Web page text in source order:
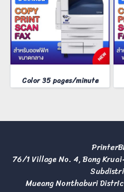
Color 35 pages/minute
76/1 Village No. 4, Bang
Mueang Nonthaburi